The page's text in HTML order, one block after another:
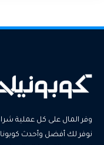
وفر المال على كل عملية
نوفر لك أفضل وأحدث